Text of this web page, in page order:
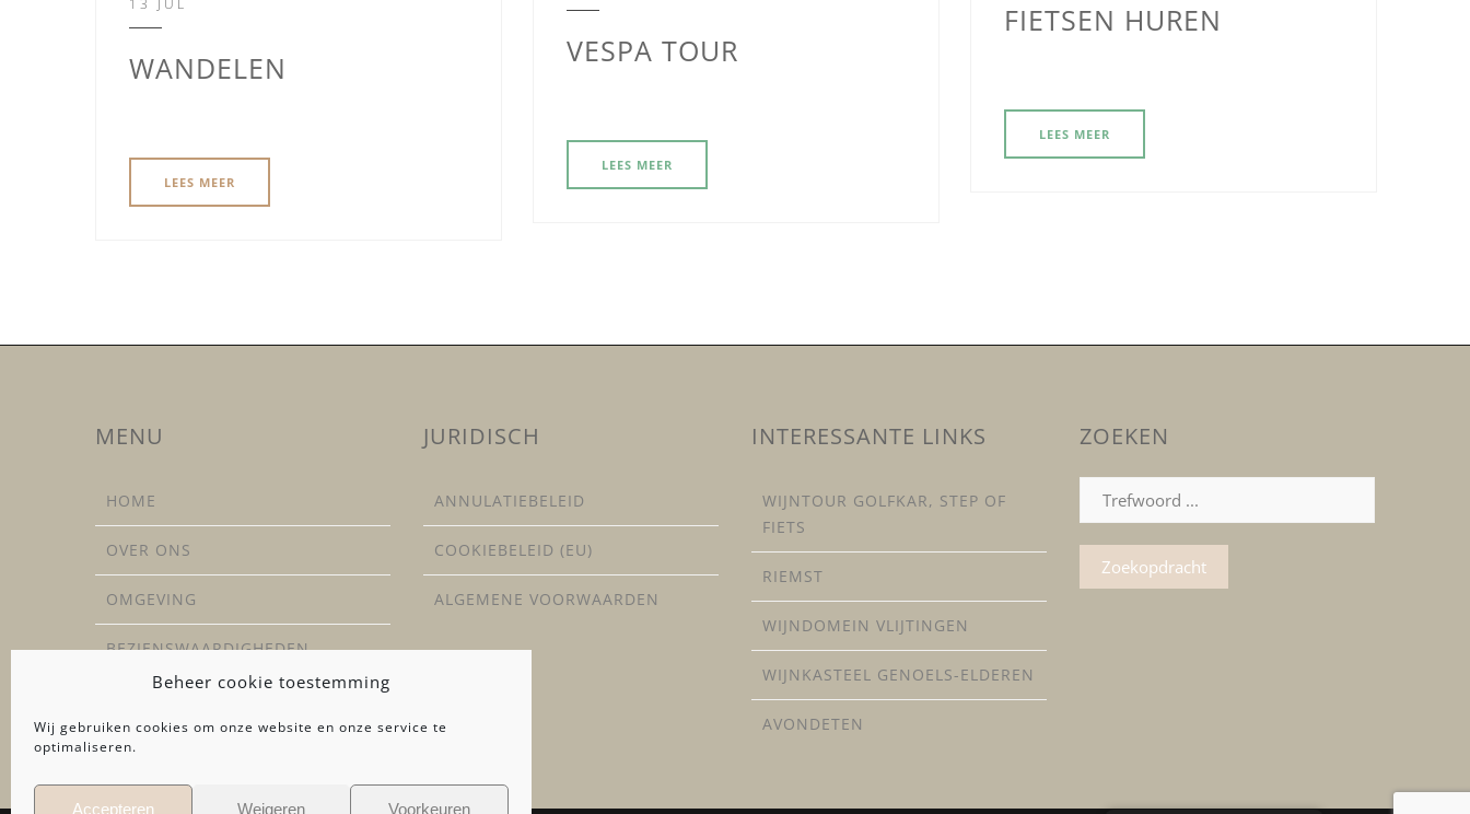
Beheer cookie toestemming
Wij gebruiken cookies om onze website en onze service te
optimaliseren.
Accepteren Weigeren Voorkeuren
FIETSEN HUREN
LEES MEER
VESPA TOUR
LEES MEER
13 JUL
WANDELEN
LEES MEER
MENU
HOME
OVER ONS
OMGEVING
BEZIENSWAARDIGHEDEN
JURIDISCH
ANNULATIEBELEID
COOKIEBELEID (EU)
ALGEMENE VOORWAARDEN
INTERESSANTE LINKS
WIJNTOUR GOLFKAR, STEP OF
FIETS
RIEMST
WIJNDOMEIN VLIJTINGEN
WIJNKASTEEL GENOELS-ELDEREN
AVONDETEN
ZOEKEN
Zoeken
naar
: